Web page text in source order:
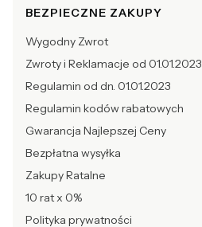
BEZPIECZNE ZAKUPY
Wygodny Zwrot
Zwroty i Reklamacje od 01.01.2023
Regulamin od dn. 01.01.2023
Regulamin kodów rabatowych
Gwarancja Najlepszej Ceny
Bezpłatna wysyłka
Zakupy Ratalne
10 rat x 0%
Polityka prywatności